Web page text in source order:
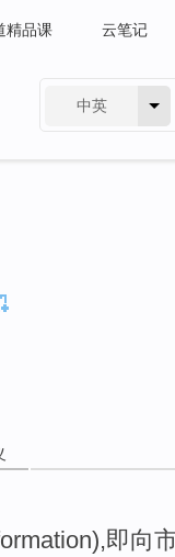
精品课 云笔记
中英
即向